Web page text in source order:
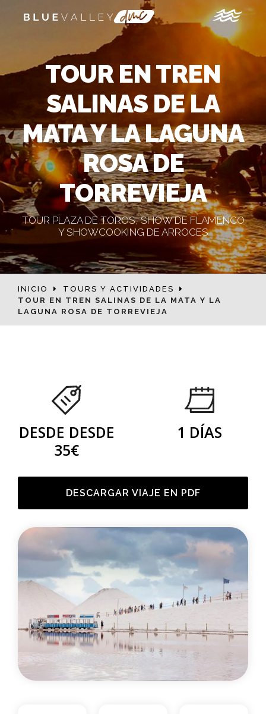
TOUR EN TREN
SALINAS DE LA
MATA Y LA LAGUNA
ROSA DE
TORREVIEJA
TOUR PLAZA DE TOROS, SHOW DE FLAMENCO
Y SHOWCOOKING DE ARROCES
INICIO
TOURS Y ACTIVIDADES
TOUR EN TREN SALINAS DE LA MATA Y LA
LAGUNA ROSA DE TORREVIEJA
DESDE DESDE
35€
1 DÍAS
DESCARGAR VIAJE EN PDF